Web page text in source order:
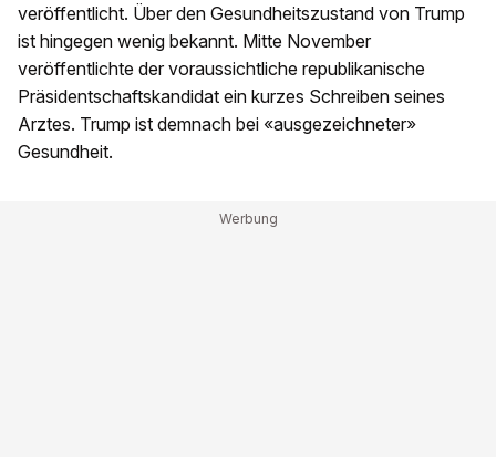
veröffentlicht. Über den Gesundheitszustand von Trump
ist hingegen wenig bekannt. Mitte November
veröffentlichte der voraussichtliche republikanische
Präsidentschaftskandidat ein kurzes Schreiben seines
Arztes. Trump ist demnach bei «ausgezeichneter»
Gesundheit.